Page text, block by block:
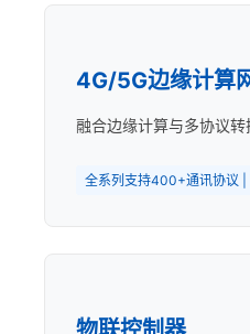
4G/5G边缘计算
融合边缘计算与多协议转
全系列支持400+通讯协议